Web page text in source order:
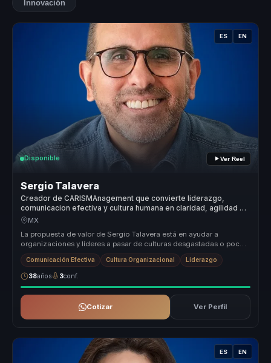
Innovación
ES EN
Disponible Ver Reel
Sergio Talavera
Creador de CARISMAnagement que convierte liderazgo,
comunicacion efectiva y cultura humana en claridad, agilidad y
cohesion para equipos.
MX
La propuesta de valor de Sergio Talavera está en ayudar a
organizaciones y líderes a pasar de culturas desgastadas o poco
coherentes a en...
Comunicación Efectiva Cultura Organizacional Liderazgo
38años 3conf.
Cotizar Ver Perfil
ES EN